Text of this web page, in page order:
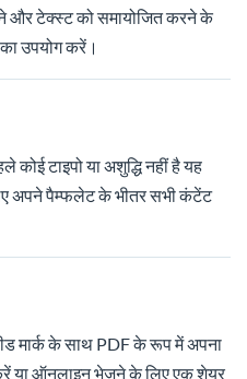
और टेक्स्ट को समायोजित करने के
उपयोग करें।
टाइपो या अशुद्धि नहीं है यह
अपने पैम्फलेट के भीतर सभी कंटेंट
मार्क के साथ PDF के रूप में अपना
या ऑनलाइन भेजने के लिए एक शेयर